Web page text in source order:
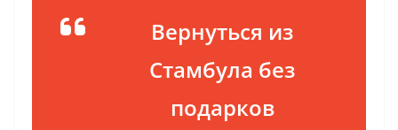
Вернуться из
Стамбула без
подарков